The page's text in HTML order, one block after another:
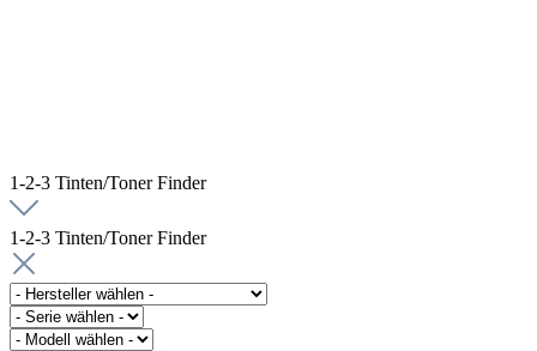
1-2-3 Tinten/Toner Finder
1-2-3 Tinten/Toner Finder